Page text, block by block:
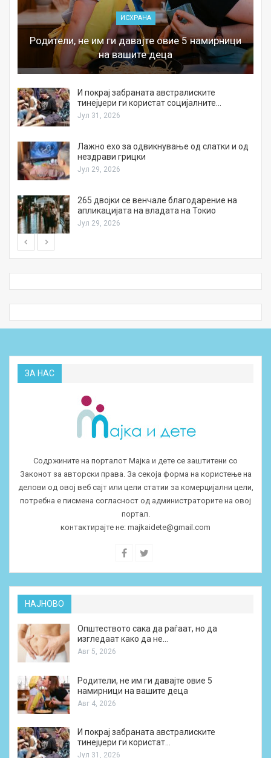
ИСХРАНА
Родители, не им ги давајте овие 5 намирници
на вашите деца
И покрај забраната австралиските
тинејџери ги користат социјалните…
Јул 31, 2026
Лажно ехо за одвикнување од слатки и од
нездрави грицки
Јул 29, 2026
265 двојки се венчале благодарение на
апликацијата на владата на Токио
Јул 29, 2026
ЗА НАС
Содржините на порталот Мајка и дете се заштитени со
Законот за авторски права. За секоја форма на користење на
делови од овој веб сајт или цели статии за комерцијални цели,
потребна е писмена согласност од администраторите на овој
портал.
контактирајте не: majkaidete@gmail.com
НАЈНОВО
Општеството сака да раѓаат, но да
изгледаат како да не…
Авг 5, 2026
Родители, не им ги давајте овие 5
намирници на вашите деца
Авг 4, 2026
И покрај забраната австралиските
тинејџери ги користат…
Јул 31, 2026